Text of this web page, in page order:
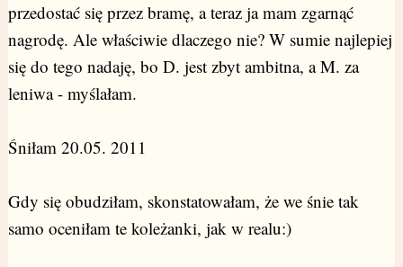
przedostać się przez bramę, a teraz ja mam zgarnąć
nagrodę. Ale właściwie dlaczego nie? W sumie najlepiej
się do tego nadaję, bo D. jest zbyt ambitna, a M. za
leniwa - myślałam.
Śniłam 20.05. 2011
Gdy się obudziłam, skonstatowałam, że we śnie tak
samo oceniłam te koleżanki, jak w realu:)